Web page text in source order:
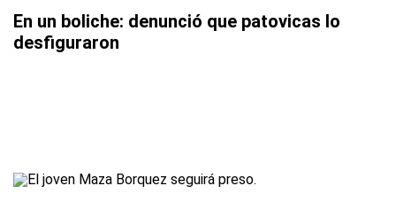
En un boliche: denunció que patovicas lo
desfiguraron